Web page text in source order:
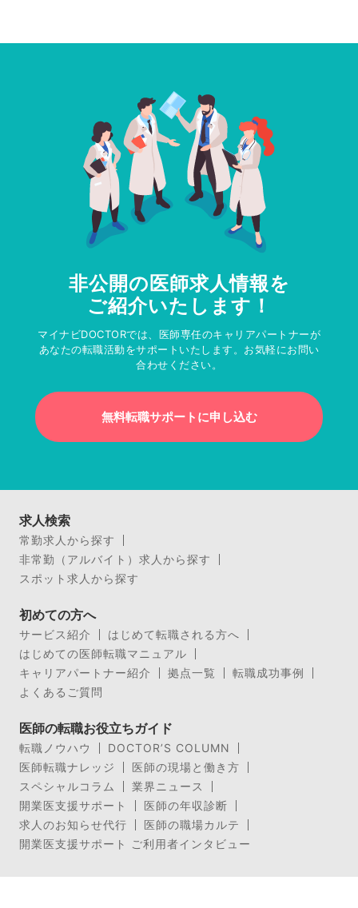
非公開の医師求人情報を
ご紹介いたします！
マイナビDOCTORでは、医師専任のキャリアパートナーが
あなたの転職活動をサポートいたします。お気軽にお問い
合わせください。
無料転職サポートに申し込む
求人検索
常勤求人から探す
非常勤（アルバイト）求人から探す
スポット求人から探す
初めての方へ
サービス紹介
はじめて転職される方へ
はじめての医師転職マニュアル
キャリアパートナー紹介
拠点一覧
転職成功事例
よくあるご質問
医師の転職お役立ちガイド
転職ノウハウ
DOCTOR’S COLUMN
医師転職ナレッジ
医師の現場と働き方
スペシャルコラム
業界ニュース
開業医支援サポート
医師の年収診断
求人のお知らせ代行
医師の職場カルテ
開業医支援サポート ご利用者インタビュー